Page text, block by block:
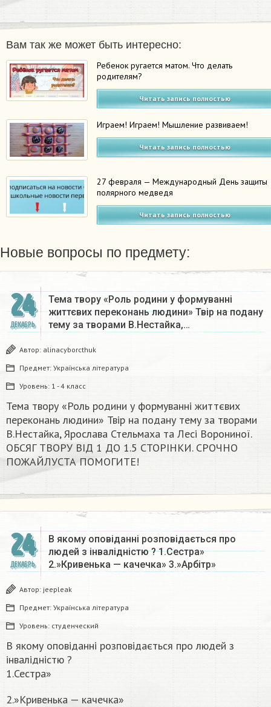
Вам так же может быть интересно:
Ребенок ругается матом. Что делать
родителям?
Читать запись полностью
Играем! Играем! Мышление развиваем!
Читать запись полностью
27 февраля — Международный День защиты
полярного медведя
Читать запись полностью
Новые вопросы по предмету:
24
ДЕКАБРЬ
Тема твору «Роль родини у формуванні
життєвих переконань людини» Твір на подану
тему за творами В.Нестайка,…
Автор: alinacyborcthuk
Предмет: Українська література
Уровень: 1 - 4 класс
Тема твору «Роль родини у формуванні життєвих
переконань людини» Твір на подану тему за творами
В.Нестайка, Ярослава Стельмаха та Лесі Ворониної.
ОБСЯГ ТВОРУ ВІД 1 ДО 1.5 СТОРІНКИ. СРОЧНО
ПОЖАЙЛУСТА ПОМОГИТЕ!​
24
ДЕКАБРЬ
В якому оповіданні розповідається про
людей з інвалідністю ? 1.Сестра»
2.»Кривенька — качечка» 3.»Арбітр»
Автор: jeepleak
Предмет: Українська література
Уровень: студенческий
В якому оповіданні розповідається про людей з
інвалідністю ?
1.Сестра»
2.»Кривенька — качечка»